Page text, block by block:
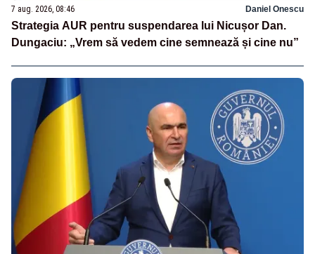
7 aug. 2026, 08:46 Daniel Onescu
Strategia AUR pentru suspendarea lui Nicușor Dan.
Dungaciu: „Vrem să vedem cine semnează și cine nu”